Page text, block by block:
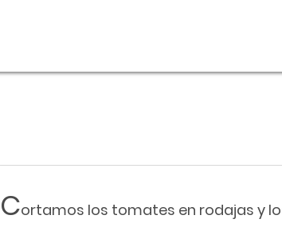
Cortamos los tomates en rodajas y